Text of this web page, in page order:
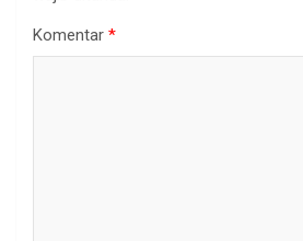
Komentar *